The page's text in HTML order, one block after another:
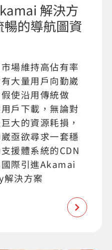
解決方
的導航圖資
場維持高佔有率
大量用戶向勤崴
使沿用傳統做
戶下載，無論對
大的資源耗損，
亟欲尋求一套穩
援體系統的CDN
際引進Akamai
決方案